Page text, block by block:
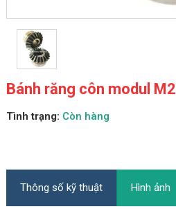
Bánh răng côn modul M2
Tình trạng: Còn hàng
Thông số kỹ thuật Hình ảnh